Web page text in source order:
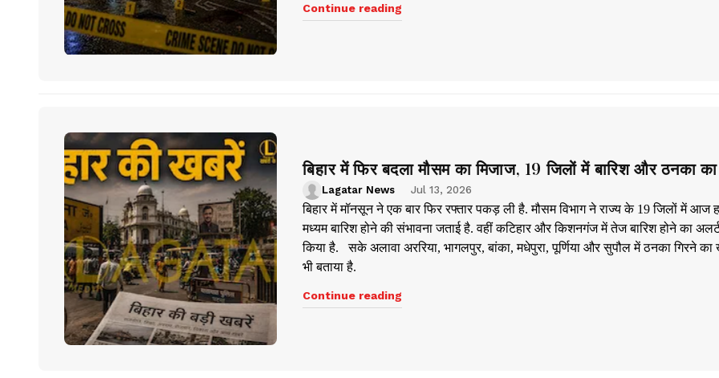
Continue reading
बिहार में फिर बदला मौसम का मिजाज, 19 जिलों में बारिश और ठनका
Lagatar News Jul 13, 2026
बिहार में मॉनसून ने एक बार फिर रफ्तार पकड़ ली है. मौसम विभाग ने राज्य के 19 जिलों में आज
मध्यम बारिश होने की संभावना जताई है. वहीं कटिहार और किशनगंज में तेज बारिश होने का
किया है. सके अलावा अररिया, भागलपुर, बांका, मधेपुरा, पूर्णिया और सुपौल में ठनका गिरने का
भी बताया है.
Continue reading